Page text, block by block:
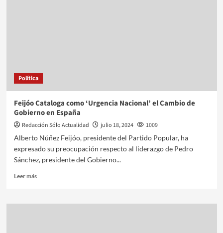
Política
Feijóo Cataloga como ‘Urgencia Nacional’ el Cambio de
Gobierno en España
Redacción Sólo Actualidad julio 18, 2024
1009
Alberto Núñez Feijóo, presidente del Partido Popular, ha
expresado su preocupación respecto al liderazgo de Pedro
Sánchez, presidente del Gobierno...
Leer más